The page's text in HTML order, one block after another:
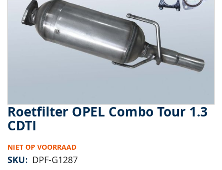
Roetfilter OPEL Combo Tour 1.3
CDTI
NIET OP VOORRAAD
SKU DPF-G1287
afbeeldingen-
Ga
naar
het
van
de